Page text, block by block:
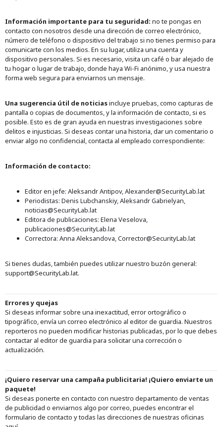
Información importante para tu seguridad: no te pongas en
contacto con nosotros desde una dirección de correo electrónico,
número de teléfono o dispositivo del trabajo si no tienes permiso para
comunicarte con los medios. En su lugar, utiliza una cuenta y
dispositivo personales. Si es necesario, visita un café o bar alejado de
tu hogar o lugar de trabajo, donde haya Wi-Fi anónimo, y usa nuestra
forma web segura para enviarnos un mensaje.
Una sugerencia útil de noticiasincluye pruebas, como capturas de
pantalla o copias de documentos, y la información de contacto, si es
posible. Esto es de gran ayuda en nuestras investigaciones sobre
delitos e injusticias. Si deseas contar una historia, dar un comentario o
enviar algo no confidencial, contacta al empleado correspondiente:
Información de contacto:
Editor en jefe: Aleksandr Antipov, Alexander@SecurityLab.lat
Periodistas: Denis Lubchanskiy, Aleksandr Gabrielyan,
noticias@SecurityLab.lat
Editora de publicaciones: Elena Veselova,
publicaciones@SecurityLab.lat
Correctora: Anna Aleksandova, Corrector@SecurityLab.lat
Si tienes dudas, también puedes utilizar nuestro buzón general:
support@SecurityLab.lat.
Errores y quejas
Si deseas informar sobre una inexactitud, error ortográfico o
tipográfico, envía un correo electrónico al editor de guardia. Nuestros
reporteros no pueden modificar historias publicadas, por lo que debes
contactar al editor de guardia para solicitar una corrección o
actualización.
¡Quiero reservar una campaña publicitaria! ¡Quiero enviarte un
paquete!
Si deseas ponerte en contacto con nuestro departamento de ventas
de publicidad o enviarnos algo por correo, puedes encontrar el
formulario de contacto y todas las direcciones de nuestras oficinas